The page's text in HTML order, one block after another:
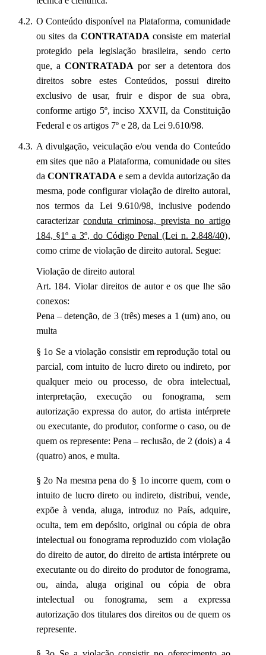
O Conteúdo disponível na Plataforma, comunidade
ou sites da CONTRATADAconsiste em material
protegido pela legislação brasileira, sendo certo
que, a CONTRATADA por ser a detentora dos
direitos sobre estes Conteúdos, possui direito
exclusivo de usar, fruir e dispor de sua obra,
conforme artigo 5º, inciso XXVII, da Constituição
Federal e os artigos 7º e 28, da Lei 9.610/98.
A divulgação, veiculação e/ou venda do Conteúdo
em sites que não a Plataforma, comunidade ou sites
da CONTRATADA e sem a devida autorização da
mesma, pode configurar violação de direito autoral,
nos termos da Lei 9.610/98, inclusive podendo
caracterizar conduta criminosa, prevista no artigo
184, §1º a 3º, do Código Penal (Lei n. 2.848/40),
como crime de violação de direito autoral. Segue:
Violação de direito autoral
Art. 184. Violar direitos de autor e os que lhe são
conexos:
Pena – detenção, de 3 (três) meses a 1 (um) ano, ou
multa
§ 1o Se a violação consistir em reprodução total ou
parcial, com intuito de lucro direto ou indireto, por
qualquer meio ou processo, de obra intelectual,
interpretação, execução ou fonograma, sem
autorização expressa do autor, do artista intérprete
ou executante, do produtor, conforme o caso, ou de
quem os represente: Pena – reclusão, de 2 (dois) a 4
(quatro) anos, e multa.
§ 2o Na mesma pena do § 1o incorre quem, com o
intuito de lucro direto ou indireto, distribui, vende,
expõe à venda, aluga, introduz no País, adquire,
oculta, tem em depósito, original ou cópia de obra
intelectual ou fonograma reproduzido com violação
do direito de autor, do direito de artista intérprete ou
executante ou do direito do produtor de fonograma,
ou, ainda, aluga original ou cópia de obra
intelectual ou fonograma, sem a expressa
autorização dos titulares dos direitos ou de quem os
represente.